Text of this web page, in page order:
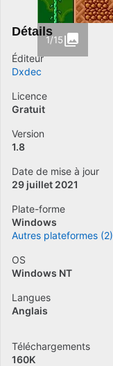
1/15
Détails
Éditeur
Dxdec
Licence
Gratuit
Version
1.8
Date de mise à jour
29 juillet 2021
Plate-forme
Windows
Autres plateformes (2)
OS
Windows NT
Langues
Anglais
Téléchargements
160K